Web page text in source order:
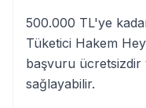
500.000 TL'ye
Tüketici Hakem
başvuru ücretsizdir
sağlayabilir.